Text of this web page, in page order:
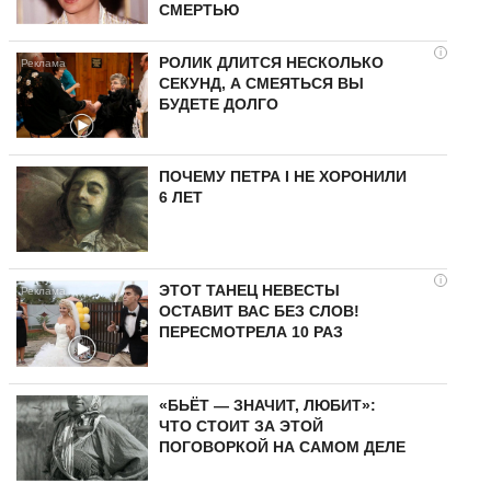
СМЕРТЬЮ
i
РОЛИК ДЛИТСЯ НЕСКОЛЬКО
СЕКУНД, А СМЕЯТЬСЯ ВЫ
БУДЕТЕ ДОЛГО
ПОЧЕМУ ПЕТРА I НЕ ХОРОНИЛИ
6 ЛЕТ
i
ЭТОТ ТАНЕЦ НЕВЕСТЫ
ОСТАВИТ ВАС БЕЗ СЛОВ!
ПЕРЕСМОТРЕЛА 10 РАЗ
«БЬЁТ — ЗНАЧИТ, ЛЮБИТ»:
ЧТО СТОИТ ЗА ЭТОЙ
ПОГОВОРКОЙ НА САМОМ ДЕЛЕ